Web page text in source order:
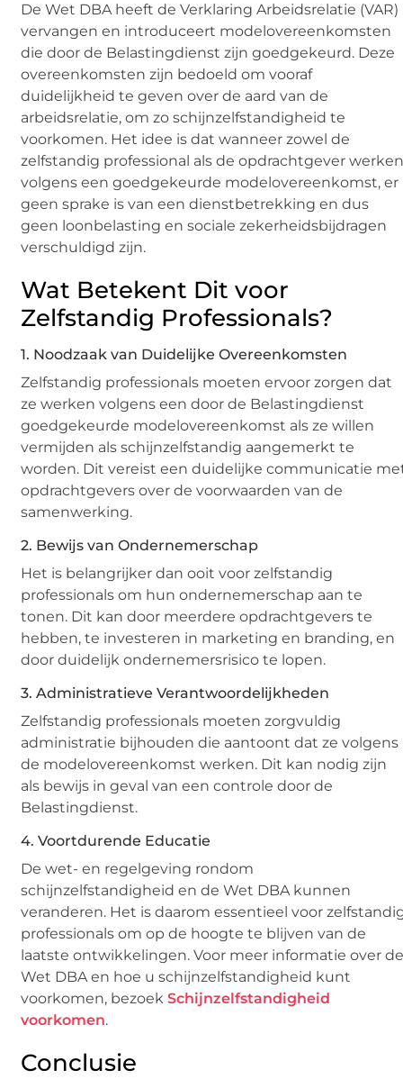
De Wet DBA heeft de Verklaring Arbeidsrelatie (VAR)
vervangen en introduceert modelovereenkomsten
die door de Belastingdienst zijn goedgekeurd. Deze
overeenkomsten zijn bedoeld om vooraf
duidelijkheid te geven over de aard van de
arbeidsrelatie, om zo schijnzelfstandigheid te
voorkomen. Het idee is dat wanneer zowel de
zelfstandig professional als de opdrachtgever
volgens een goedgekeurde modelovereenkomst, er
geen sprake is van een dienstbetrekking en dus
geen loonbelasting en sociale zekerheidsbijdragen
verschuldigd zijn.
Wat Betekent Dit voor
Zelfstandig Professionals?
1. Noodzaak van Duidelijke Overeenkomsten
Zelfstandig professionals moeten ervoor zorgen dat
ze werken volgens een door de Belastingdienst
goedgekeurde modelovereenkomst als ze willen
vermijden als schijnzelfstandig aangemerkt te
worden. Dit vereist een duidelijke communicatie
opdrachtgevers over de voorwaarden van de
samenwerking.
2. Bewijs van Ondernemerschap
Het is belangrijker dan ooit voor zelfstandig
professionals om hun ondernemerschap aan te
tonen. Dit kan door meerdere opdrachtgevers te
hebben, te investeren in marketing en branding, en
door duidelijk ondernemersrisico te lopen.
3. Administratieve Verantwoordelijkheden
Zelfstandig professionals moeten zorgvuldig
administratie bijhouden die aantoont dat ze volgens
de modelovereenkomst werken. Dit kan nodig zijn
als bewijs in geval van een controle door de
Belastingdienst.
4. Voortdurende Educatie
De wet- en regelgeving rondom
schijnzelfstandigheid en de Wet DBA kunnen
veranderen. Het is daarom essentieel voor
professionals om op de hoogte te blijven van de
laatste ontwikkelingen. Voor meer informatie over
Wet DBA en hoe u schijnzelfstandigheid kunt
voorkomen, bezoekSchijnzelfstandigheid
voorkomen.
Conclusie